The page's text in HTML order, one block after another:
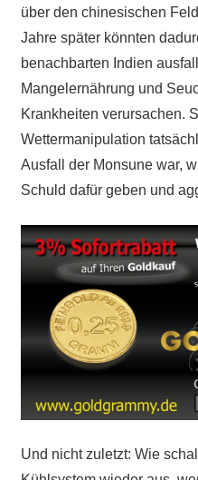
über den chinesischen
Jahre später könnten
benachbarten Indien
Mangelernährung und
Krankheiten verursachen.
Wettermanipulation
Ausfall der Monsune war,
Schuld dafür geben und
Und nicht zuletzt: Wie